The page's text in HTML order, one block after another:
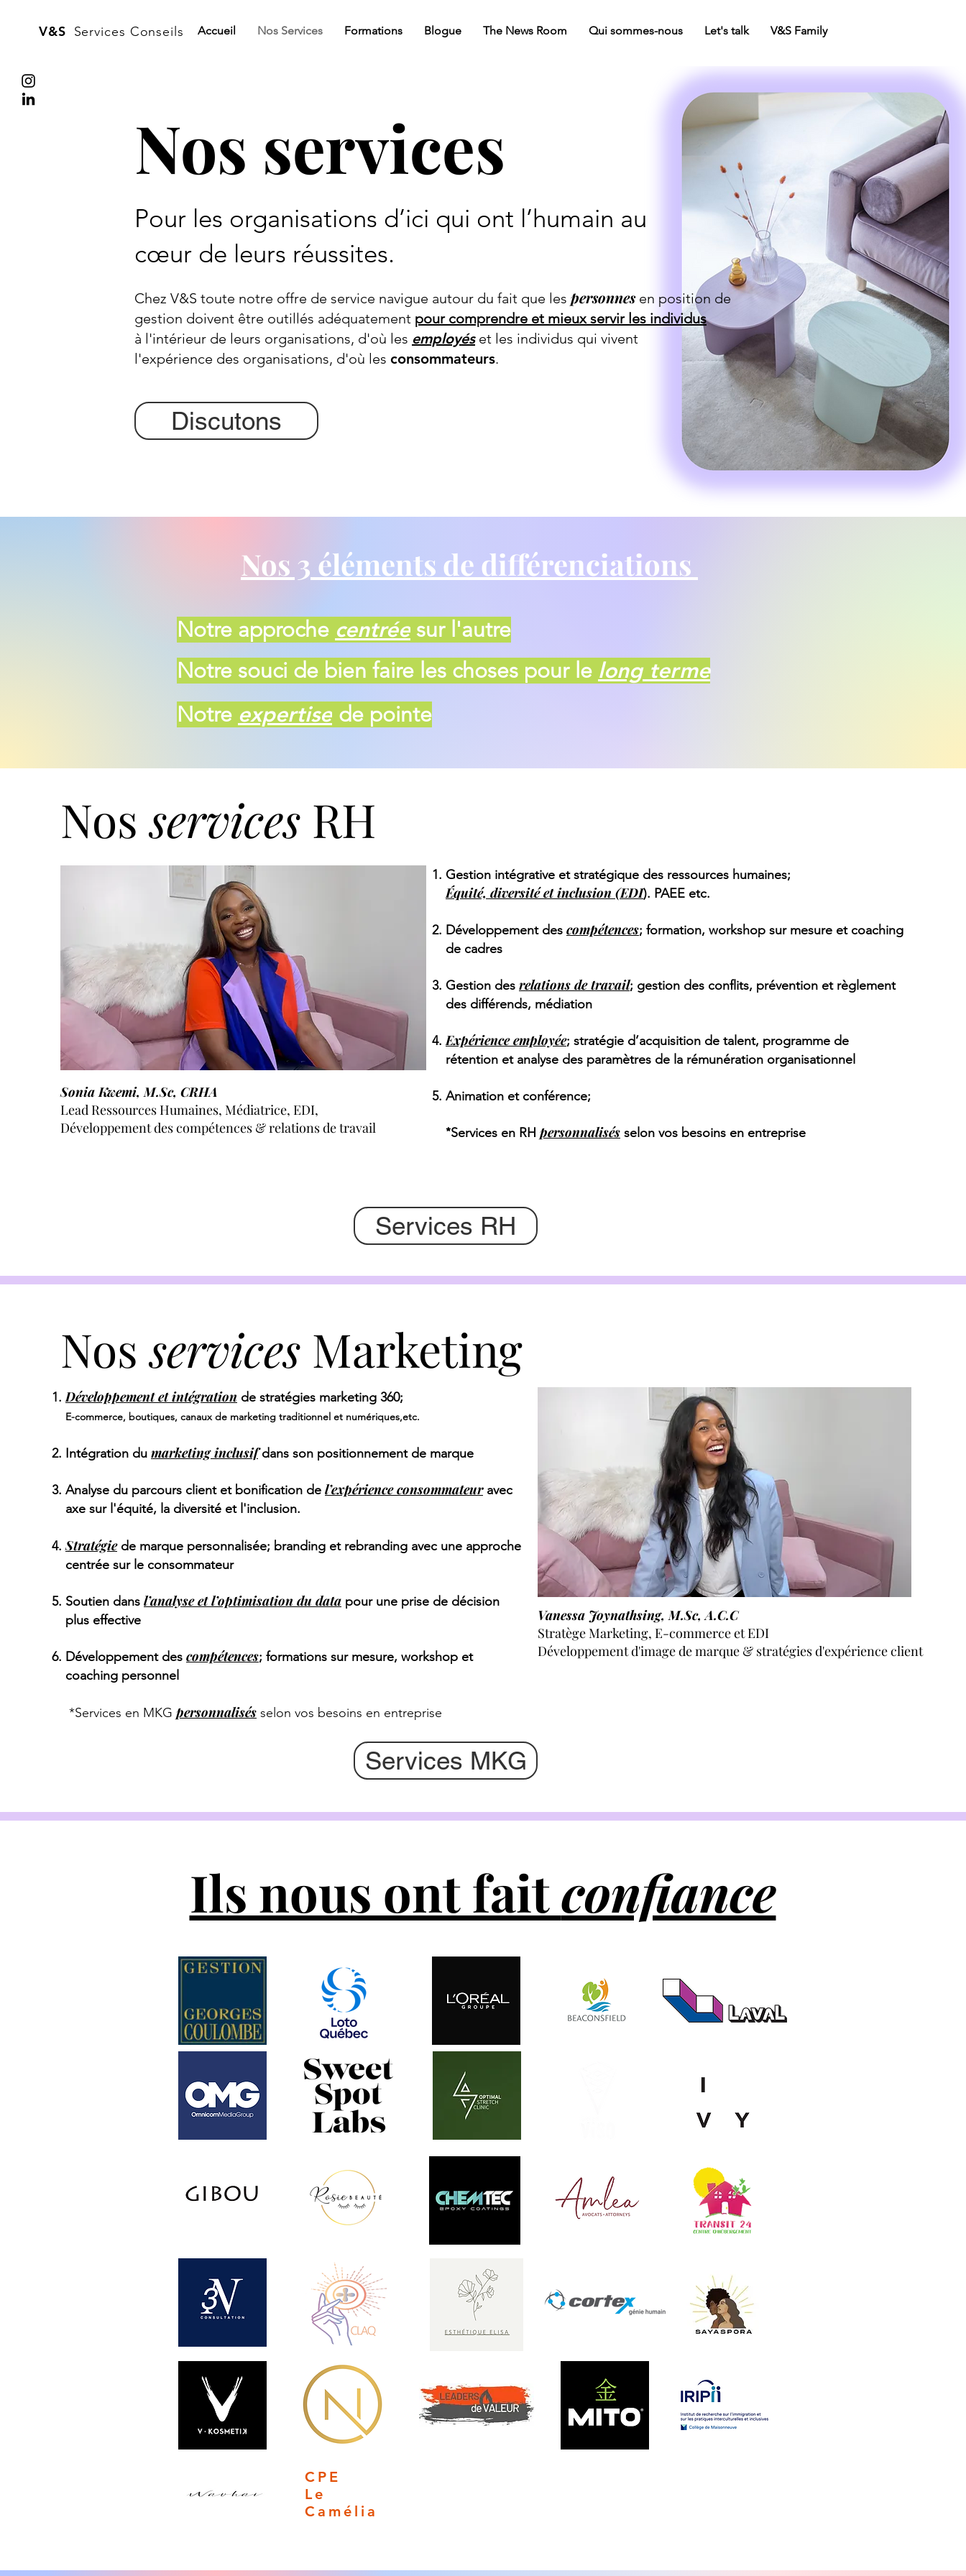
V&S Services Conseils Accueil Nos Services Formations Blogue The News Room Qui sommes-nous Let's talk V&S Family
Nos services
Pour les organisations d’ici qui ont l’humain au
cœur de leurs réussites.
Chez V&S toute notre offre de service navigue autour du fait que les personnesen position de
gestion doivent être outillés adéquatement pour comprendre et mieux servir les individus
à l'intérieur de leurs organisations, d'où les employéset les individus qui vivent
l'expérience des organisations, d'où les consommateurs.
Discutons
Nos 3 éléments de différenciations
Notre approche centrée sur l'autre
Notre souci de bien faire les choses pour le long terme
Notre expertise de pointe
Nosservices RH
Sonia Kwemi, M.Sc, CRHA
Lead Ressources Humaines, Médiatrice, EDI,
Développement des compétences & relations de travail
Gestion intégrative et stratégique des ressources humaines;
Équité, diversité et inclusion (EDI). PAEE etc.
Dével oppement des compétences; formation, workshop sur mesure et coaching
de cadres
Gestion des relations de travail; gestion des conflits, prévention et règlement
des différends, médiation
Expérience employée; stratégie d’acquisition de talent, programme de
rétention et analyse des paramètres de la rémunération organisationnel
Animation et conférence;
*Services en RH personnalisés selon vos besoins en entreprise
Services RH
Nosservices Marketing
Développement et intégration de stratégies marketing 360;
E-commerce, boutiques, canaux de marketing traditionnel et numériques,etc.
Intégration du marketinginclusif dans son positionnement de marque
Analyse du parcours client et bonification de l’expérience consommateuravec
axe sur l'équité, la diversité et l'inclusion.
Stratégiede marque personnalisée; branding et rebranding avec une approche
centrée sur le consommateur
Soutien dans l’analyse et l’optimisation du data pour une prise de décision
plus effective
Développement des compétences; formations sur mesure, workshop et
coaching personnel
*Services en MKG personnalisés selon vos besoins en entreprise
Vanessa Joynathsing, M.Sc, A.C.C
Stratège Marketing, E-commerce et EDI
Développement d'image de marque & stratégies d'expérience client
Services MKG
Ils nous ont faitconfiance
CPE
Le
Camélia